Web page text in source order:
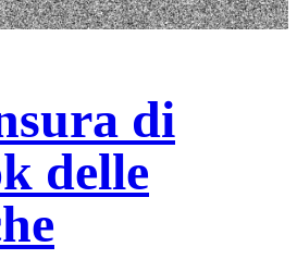
di
delle